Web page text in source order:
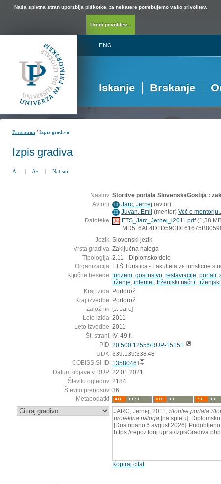
Naša spletna stran uporablja piškotke, za nekatere potrebujemo vašo privolitev.
Uredi privolitev...
ENG
Iskanje Brskanje
Prva stran /Izpis gradiva
Izpis gradiva
A- | A+ | Natisni
Naslov: Storitve portala SlovenskaGostija :
Avtorji: ID Jarc, Jernej (avtor)
ID Juvan, Emil (mentor) Več o
Datoteke:
FTS_Jarc_Jernej_i2011.pdf(1,38
MD5:
Jezik: Slovenski jezik
Vrsta gradiva: Zaključna naloga
Tipologija: 2.11 - Diplomsko delo
Organizacija: FTŠ Turistica - Fakulteta za turistične
Ključne besede: turizem gostinstvo restavracije portali
trženje internet, trženjski načrti
Kraj izida: Portorož
Kraj izvedbe: Portorož
Založnik: [J. Jarc]
Leto izida: 2011
Leto izvedbe: 2011
Št. strani: IV, 49 f.
PID: 20.500.12556/RUP-15151
UDK: 339.139:338.48
COBISS.SI-ID: 1358046
Datum objave v RUP: 22.01.2021
Število ogledov: 2184
Število prenosov: 36
Metapodatki:
: JARC, Jernej, 2011, Storitve portala
projektna naloga [na spletu].
[Dostopano 6 avgust 2026]. Pridobljeno
https://repozitorij.upr.si/
Kopiraj citat